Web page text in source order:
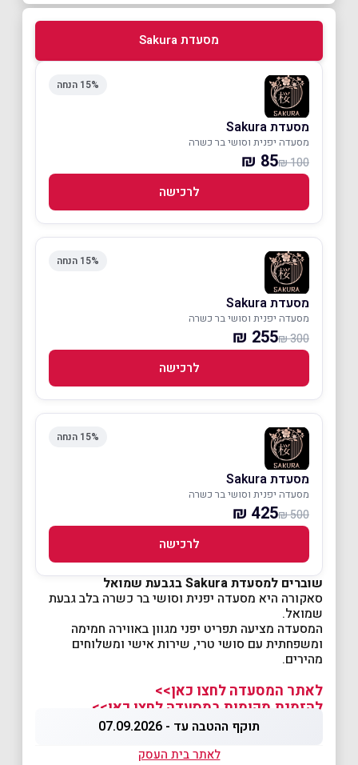
מסעדת Sakura
15% הנחה
מסעדת Sakura
מסעדה יפנית וסושי בר כשרה
100 ₪
85 ₪
לרכישה
15% הנחה
מסעדת Sakura
מסעדה יפנית וסושי בר כשרה
300 ₪
255 ₪
לרכישה
15% הנחה
מסעדת Sakura
מסעדה יפנית וסושי בר כשרה
500 ₪
425 ₪
לרכישה
שוברים למסעדת Sakura בגבעת שמואל
סאקורה היא מסעדה יפנית וסושי בר כשרה בלב גבעת
שמואל.
המסעדה מציעה תפריט יפני מגוון באווירה חמימה
ומשפחתית עם סושי טרי, שירות אישי ומשלוחים
מהירים.
לאתר המסעדה לחצו כאן>>
להזמנת מקומות במסעדה לחצו כאן>>
תוקף ההטבה עד - 07.09.2026
לאתר בית העסק